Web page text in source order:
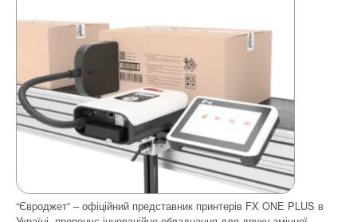
“Євроджет” – офіційний представник принтерів FX ONE PLUS в